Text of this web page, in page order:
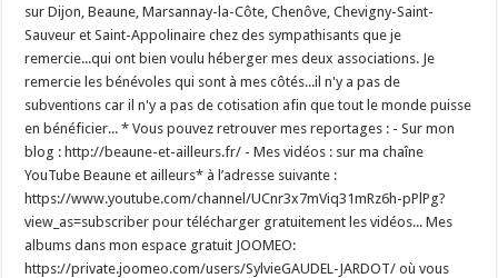
sur Dijon, Beaune, Marsannay-la-Côte, Chenôve, Chevigny-Saint-
Sauveur et Saint-Appolinaire chez des sympathisants que je
remercie...qui ont bien voulu héberger mes deux associations. Je
remercie les bénévoles qui sont à mes côtés...il n'y a pas de
subventions car il n'y a pas de cotisation afin que tout le monde puisse
en bénéficier... * Vous pouvez retrouver mes reportages : - Sur mon
blog : http://beaune-et-ailleurs.fr/ - Mes vidéos : sur ma chaîne
YouTube Beaune et ailleurs* à l’adresse suivante :
https://www.youtube.com/channel/UCnr3x7mViq31mRz6h-pPlPg?
view_as=subscriber pour télécharger gratuitement les vidéos... Mes
albums dans mon espace gratuit JOOMEO:
https://private.joomeo.com/users/SylvieGAUDEL-JARDOT/ où vous